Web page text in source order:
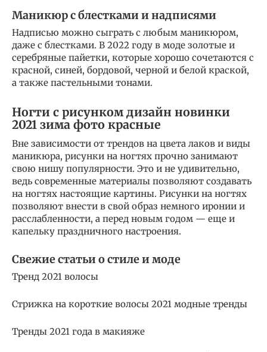
Маникюр с блестками и надписями
Надписью можно сыграть с любым маникюром,
даже с блестками. В 2022 году в моде золотые и
серебряные пайетки, которые хорошо сочетаются с
красной, синей, бордовой, черной и белой краской,
а также пастельными тонами.
Ногти с рисунком дизайн новинки
2021 зима фото красные
Вне зависимости от трендов на цвета лаков и виды
маникюра, рисунки на ногтях прочно занимают
свою нишу популярности. Это и не удивительно,
ведь современные материалы позволяют создавать
на ногтях настоящие картины. Рисунки на ногтях
позволяют внести в свой образ немного иронии и
расслабленности, а перед новым годом — еще и
капельку праздничного настроения.
Свежие статьи о стиле и моде
Тренд 2021 волосы
Стрижка на короткие волосы 2021 модные тренды
Тренды 2021 года в макияже